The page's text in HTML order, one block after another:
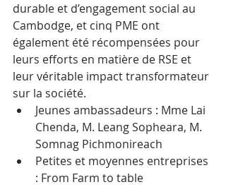
durable et d’engagement social au
Cambodge, et cinq PME ont
également été récompensées pour
leurs efforts en matière de RSE et
leur véritable impact transformateur
sur la société.
Jeunes ambassadeurs : Mme Lai
Chenda, M. Leang Sopheara, M.
Somnag Pichmonireach
Petites et moyennes entreprises
: From Farm to table